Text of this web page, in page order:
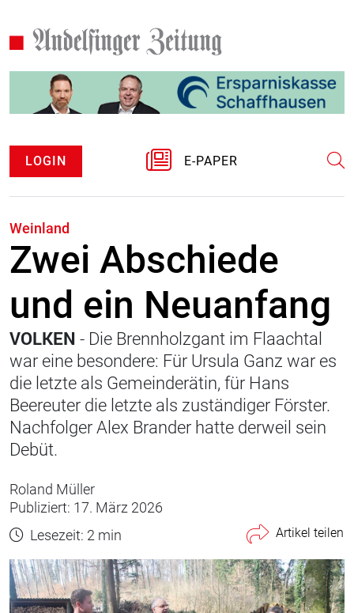
LOGIN E-PAPER
Weinland
Zwei Abschiede
und ein Neuanfang
VOLKEN - Die Brennholzgant im Flaachtal
war eine besondere: Für Ursula Ganz war es
die letzte als Gemeinderätin, für Hans
Beereuter die letzte als zuständiger Förster.
Nachfolger Alex Brander hatte derweil sein
Debüt.
Roland Müller
Publiziert: 17. März 2026
Lesezeit: 2 min
Artikel teilen